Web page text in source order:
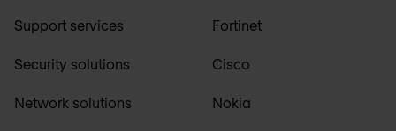
Support services
Security solutions
Network solutions
Fortinet
Cisco
Nokia